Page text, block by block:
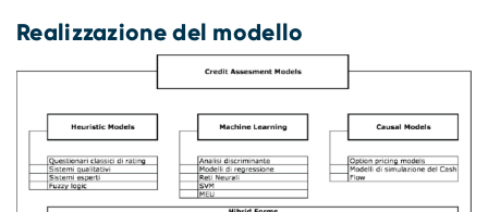
Realizzazione del modello